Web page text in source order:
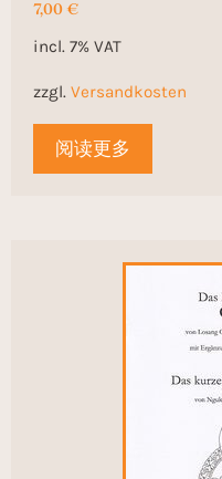
7,00€
incl. 7% VAT
zzgl. Versandkosten
阅读更多